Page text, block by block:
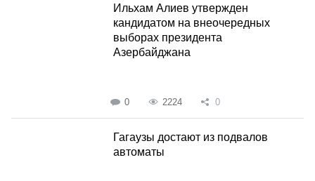
Ильхам Алиев утвержден
кандидатом на внеочередных
выборах президента
Азербайджана
0 2224 0
Гагаузы достают из подвалов
автоматы